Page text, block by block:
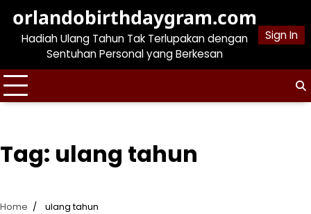
content
orlandobirthdaygram.com
Hadiah Ulang Tahun Tak Terlupakan dengan
Sentuhan Personal yang Berkesan
Sign In
Tag: ulang tahun
Home ulang tahun